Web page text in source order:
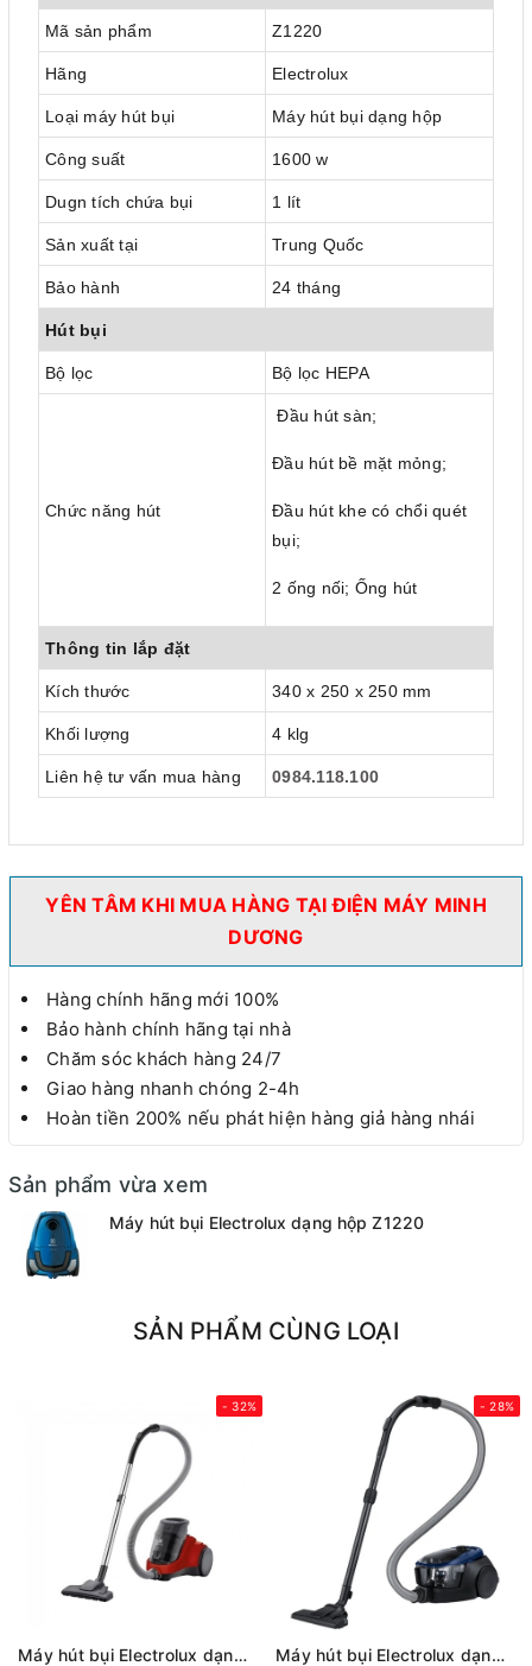
Mã sản phẩm Z1220
Hãng Electrolux
Loại máy hút bụi Máy hút bụi dạng hộp
Công suất 1600 w
Dugn tích chứa bụi 1 lít
Sản xuất tại Trung Quốc
Bảo hành 24 tháng
Hút bụi
Bộ lọc Bộ lọc HEPA
Chức năng hút
Đầu hút sàn;
Đầu hút bề mặt mỏng;
Đầu hút khe có chổi quét
bụi;
2 ống nối; Ống hút
Thông tin lắp đặt
Kích thước 340 x 250 x 250 mm
Khối lượng 4 klg
Liên hệ tư vấn mua hàng 0984.118.100
YÊN TÂM KHI MUA HÀNG TẠI ĐIỆN MÁY MINH
DƯƠNG
Hàng chính hãng mới 100%
Bảo hành chính hãng tại nhà
Chăm sóc khách hàng 24/7
Giao hàng nhanh chóng 2-4h
Hoàn tiền 200% nếu phát hiện hàng giả hàng nhái
Sản phẩm vừa xem
Máy hút bụi Electrolux dạng hộp Z1220
SẢN PHẨM CÙNG LOẠI
- 32%
Máy hút bụi Electrolux dạng hộp EC41-6CR
- 28%
Máy hút bụi Electrolux dạng hộp EFC71611